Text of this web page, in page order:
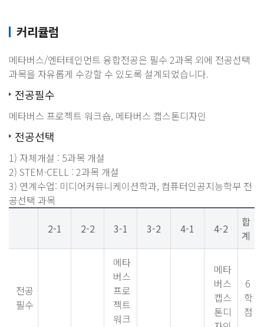
커리큘럼
메타버스/엔터테인먼트 융합전공은 필수 2과목 외에 전공선택
과목을 자유롭게 수강할 수 있도록 설계되었습니다.
전공필수
메타버스 프로젝트 워크숍, 메타버스 캡스톤디자인
전공선택
1) 자체개설 : 5과목 개설
2) STEM-CELL : 2과목 개설
3) 연계수업: 미디어커뮤니케이션학과, 컴퓨터인공지능학부 전
공선택 과목
2-1
2-2 3-1 3-2 4-1 4-2
합
계
전공
필수
메타
버스
프로
젝트
워크
메타
버스
캡스
톤디
6
학
점